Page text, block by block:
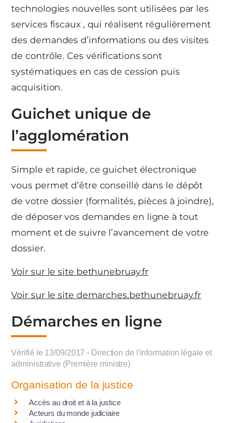
technologies nouvelles sont utilisées par les
services fiscaux , qui réalisent régulièrement
des demandes d’informations ou des visites
de contrôle. Ces vérifications sont
systématiques en cas de cession puis
acquisition.
Guichet unique de
l’agglomération
Simple et rapide, ce guichet électronique
vous permet d’être conseillé dans le dépôt
de votre dossier (formalités, pièces à joindre),
de déposer vos demandes en ligne à tout
moment et de suivre l’avancement de votre
dossier.
Voir sur le site bethunebruay.fr
Voir sur le site demarches.bethunebruay.fr
Démarches en ligne
Vérifié le 13/09/2017 - Direction de l'information légale et
administrative (Première ministre)
Organisation de la justice
Accès au droit et à la justice
Acteurs du monde judiciaire